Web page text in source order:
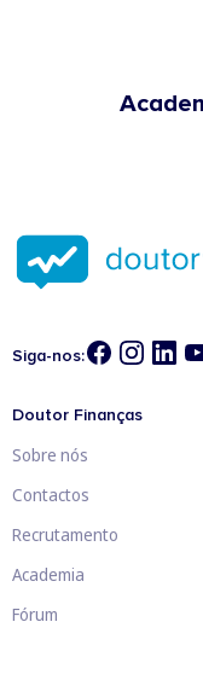
Siga-nos:
Doutor Finanças
Sobre nós
Contactos
Recrutamento
Academia
Fórum